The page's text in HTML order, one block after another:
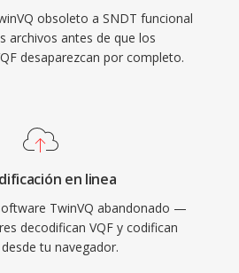
obsoleto a SNDT funcional
archivos antes de que los
desaparezcan por completo.
en linea
TwinVQ abandonado —
decodifican VQF y codifican
tu navegador.